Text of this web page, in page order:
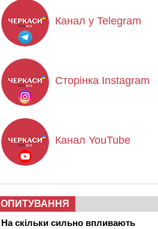
Канал у Telegram
Сторінка Instagram
Канал YouTube
ОПИТУВАННЯ
На скільки сильно впливають